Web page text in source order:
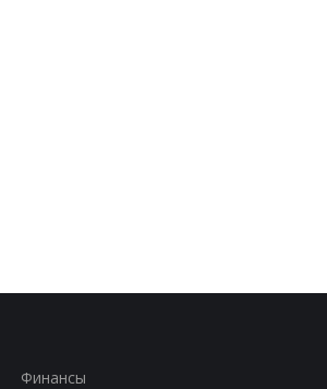
Финансы